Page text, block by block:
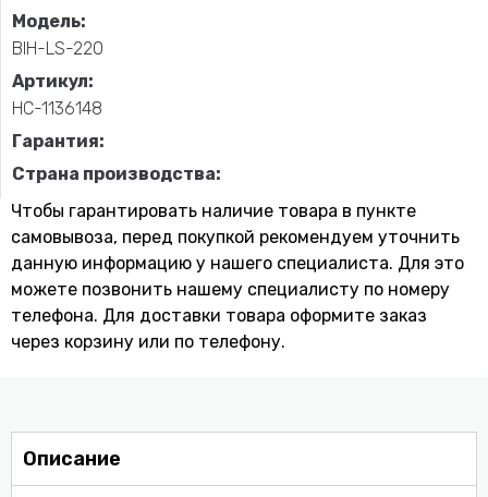
Модель:
BIH-LS-220
Артикул:
НС-1136148
Гарантия:
Страна производства:
Чтобы гарантировать наличие товара в пункте
самовывоза, перед покупкой рекомендуем уточнить
данную информацию у нашего специалиста. Для это
можете позвонить нашему специaлисту по номеру
телефона. Для доставки товара оформите заказ
через корзину или по телефону.
Описание